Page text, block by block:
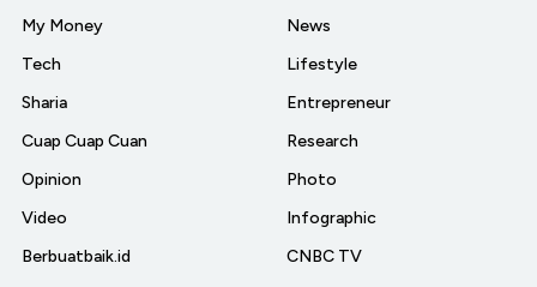
My Money
Tech
Sharia
Cuap Cuap Cuan
Opinion
Video
Berbuatbaik.id
News
Lifestyle
Entrepreneur
Research
Photo
Infographic
CNBC TV